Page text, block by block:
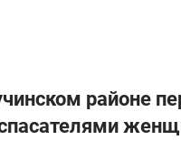
районе